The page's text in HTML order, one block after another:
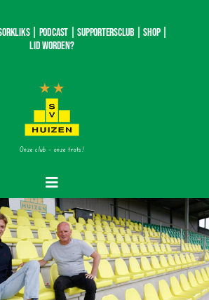
| Podcast |Supportersclub|Shop|
Lid worden?
Onze club – onze trots!
Toggle
Navigatie